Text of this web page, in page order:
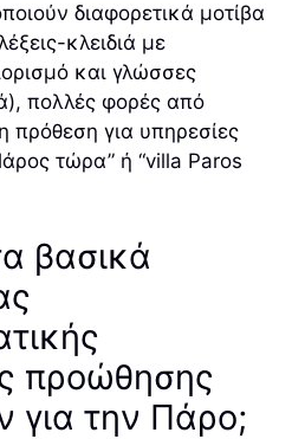
διαφορετικά μοτίβα
κλειδιά με
και γλώσσες
πολλές φορές από
πρόθεση για υπηρεσίες
τώρα” ή “villa Paros
βασικά
προώθησης
για την Πάρο;